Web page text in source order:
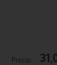
Precio: